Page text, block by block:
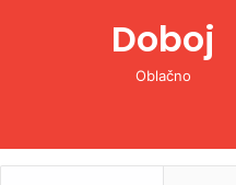
Doboj
Oblačno